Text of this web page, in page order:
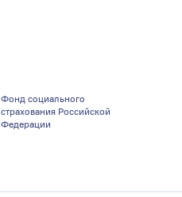
Фонд социального
страхования Российской
Федерации